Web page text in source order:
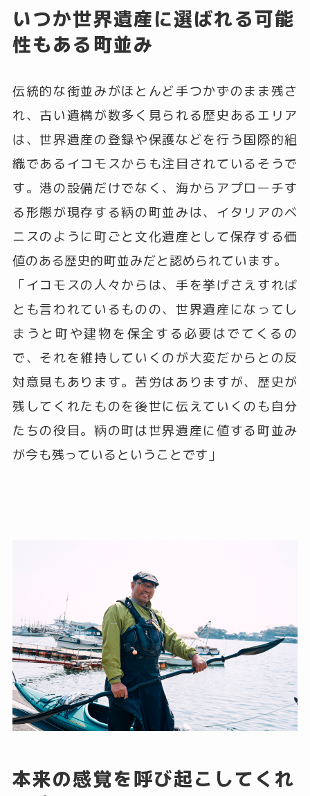
いつか世界遺産に選ばれる可能
性もある町並み
伝統的な街並みがほとんど手つかずのまま残さ
れ、古い遺構が数多く見られる歴史あるエリア
は、世界遺産の登録や保護などを行う国際的組
織であるイコモスからも注目されているそうで
す。港の設備だけでなく、海からアプローチす
る形態が現存する鞆の町並みは、イタリアのベ
ニスのように町ごと文化遺産として保存する価
値のある歴史的町並みだと認められています。
「イコモスの人々からは、手を挙げさえすれば
とも言われているものの、世界遺産になってし
まうと町や建物を保全する必要はでてくるの
で、それを維持していくのが大変だからとの反
対意見もあります。苦労はありますが、歴史が
残してくれたものを後世に伝えていくのも自分
たちの役目。鞆の町は世界遺産に値する町並み
が今も残っているということです」
本来の感覚を呼び起こしてくれ